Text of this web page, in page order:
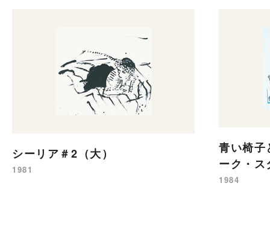
シーリア＃2（大）
1981
青い椅子
ーク・ス
1984